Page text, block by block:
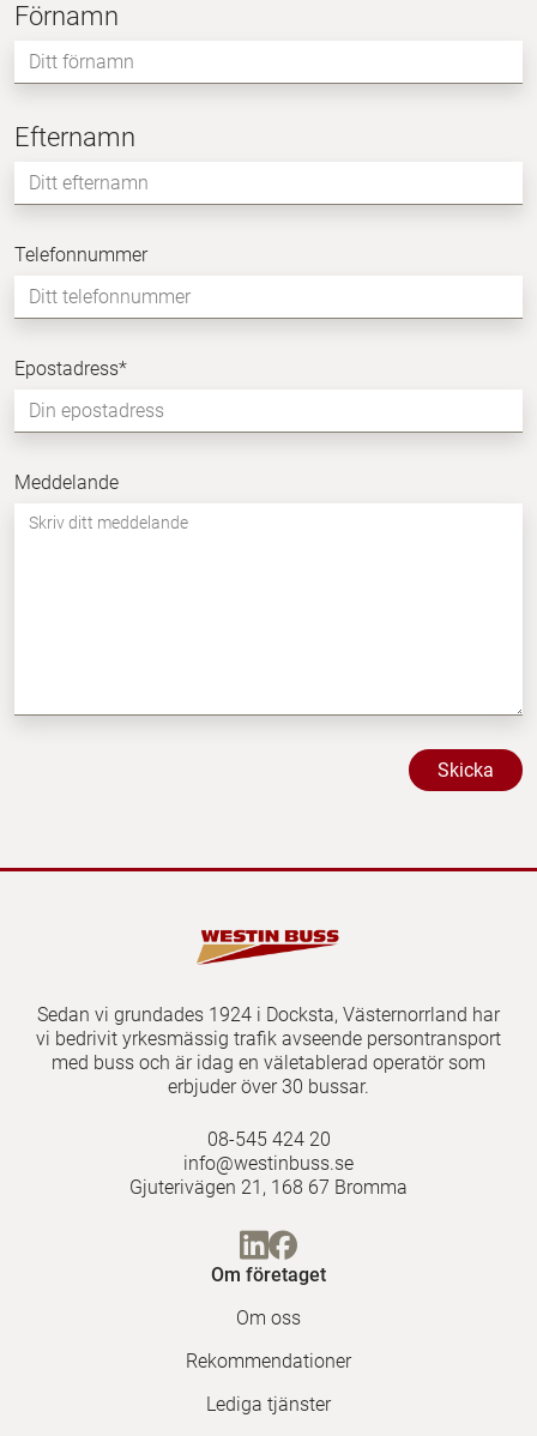
Förnamn
Efternamn
Telefonnummer
Epostadress*
Meddelande
Sedan vi grundades 1924 i Docksta, Västernorrland har
vi bedrivit yrkesmässig trafik avseende persontransport
med buss och är idag en väletablerad operatör som
erbjuder över 30 bussar.
08-545 424 20
info@westinbuss.se
Gjuterivägen 21, 168 67 Bromma
Om företaget
Om oss
Rekommendationer
Lediga tjänster